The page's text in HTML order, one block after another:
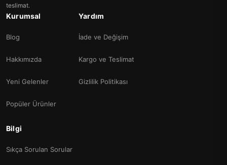
teslimat.
Kurumsal
Blog
Hakkımızda
Yeni Gelenler
Popüler Ürünler
Yardım
İade ve Değişim
Kargo ve Teslimat
Gizlilik Politikası
Bilgi
Sıkça Sorulan Sorular